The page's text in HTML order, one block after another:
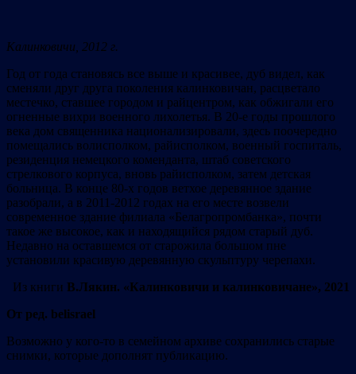
Калинковичи, 2012 г.
Год от года становясь все выше и красивее, дуб видел, как
сменяли друг друга поколения калинковичан, расцветало
местечко, ставшее городом и райцентром, как обжигали его
огненные вихри военного лихолетья. В 20-е годы прошлого
века дом священника национализировали, здесь поочередно
помещались волисполком, райисполком, военный госпиталь,
резиденция немецкого коменданта, штаб советского
стрелкового корпуса, вновь райисполком, затем детская
больница. В конце 80-х годов ветхое деревянное здание
разобрали, а в 2011-2012 годах на его месте возвели
современное здание филиала «Белагропромбанка», почти
такое же высокое, как и находящийся рядом старый дуб.
Недавно на оставшемся от старожила большом пне
установили красивую деревянную скульптуру черепахи.
Из книги В.Лякин. «Калинковичи и калинковичане», 2021
От ред. belisrael
Возможно у кого-то в семейном архиве сохранились старые
снимки, которые дополнят публикацию.